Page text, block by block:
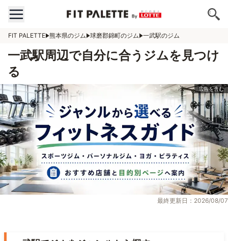
FIT PALETTE 熊本県のジム 球磨郡錦町のジム 一武駅のジム
一武駅周辺で自分に合うジムを見つけ
る
最終更新日：2026/08/07